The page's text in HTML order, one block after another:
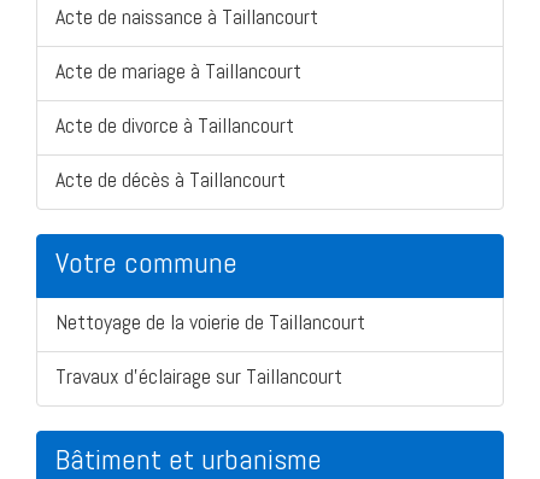
Acte de naissance à Taillancourt
Acte de mariage à Taillancourt
Acte de divorce à Taillancourt
Acte de décès à Taillancourt
Votre commune
Nettoyage de la voierie de Taillancourt
Travaux d'éclairage sur Taillancourt
Bâtiment et urbanisme